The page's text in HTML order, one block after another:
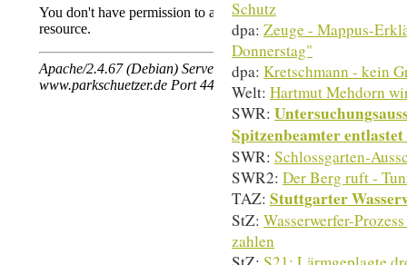
Schutz
dpa: Zeuge - Mappus-
Donnerstag"
dpa: Kretschmann - kein
Welt: Hartmut Mehdorn
SWR:
Spitzenbeamter
SWR: Schlossgarten-
SWR2: Der Berg ruft -
TAZ: Stuttgarter
StZ: Wasserwerfer-
zahlen